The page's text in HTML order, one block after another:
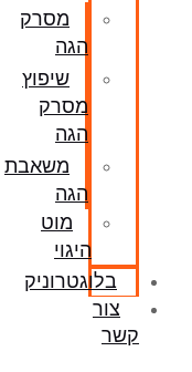
מסרק
הגה
שיפוץ
מסרק
הגה
משאבת
הגה
מוט
היגוי
בלוגטרוניק
צור
קשר